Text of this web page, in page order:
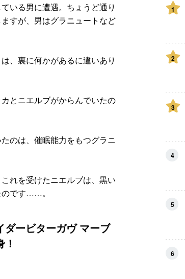
いる男に遭遇。ちょうど通り
すが、男はグラニュートなど
、裏に何かがあるに違いあり
とニエルブがからんでいたの
のは、催眠能力をもつグラニ
れを受けたニエルブは、黒い
です……。
ダービターガヴ マーブ
1
2
3
4
5
6